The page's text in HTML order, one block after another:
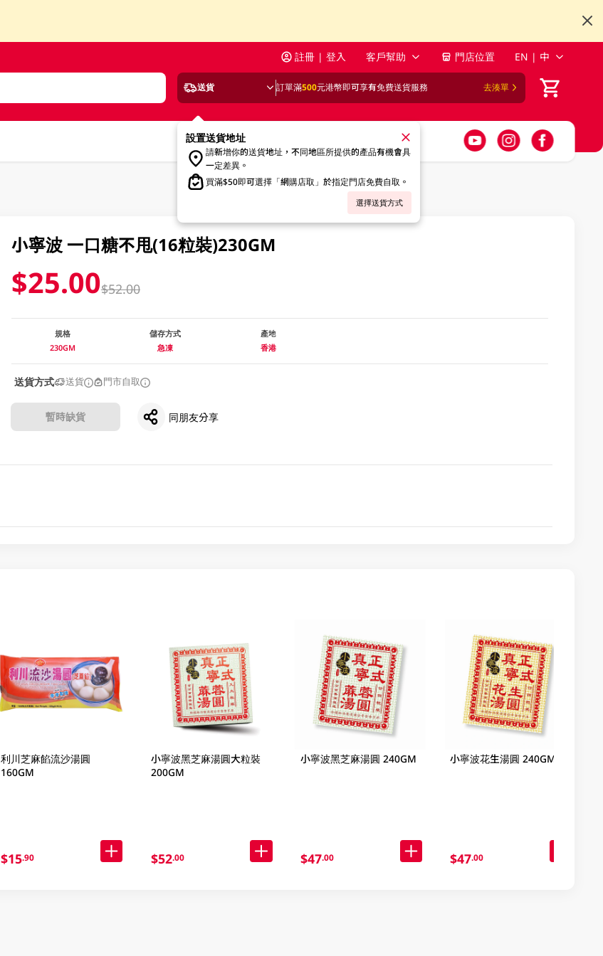
註冊 | 登入 客戶幫助 門店位置 EN | 中
送貨 訂單滿500元港幣即可享有免費送貨服務 去湊單
設置送貨地址
請新增你的送貨地址，不同地區所提供的產品有機會具
一定差異。
買滿$50即可選擇「網購店取」於指定門店免費自取。
選擇送貨方式
小寧波 一口糖不甩(16粒裝)230GM
$25.00$52.00
規格
230GM
儲存方式
急凍
產地
香港
送貨方式 送貨 門市自取
暫時缺貨 同朋友分享
利川芝麻餡流沙湯圓
160GM
$15.90
小寧波黑芝麻湯圓大粒裝
200GM
$52.00
小寧波黑芝麻湯圓 240GM
$47.00
小寧波花生湯圓 240GM
$47.00